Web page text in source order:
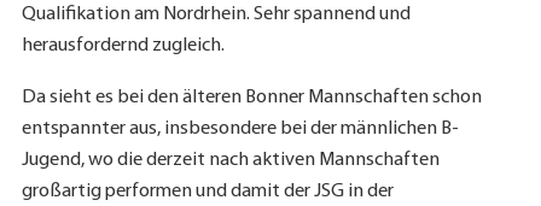
Qualifikation am Nordrhein. Sehr spannend und
herausfordernd zugleich.
Da sieht es bei den älteren Bonner Mannschaften schon
entspannter aus, insbesondere bei der männlichen B-
Jugend, wo die derzeit nach aktiven Mannschaften
großartig performen und damit der JSG in der